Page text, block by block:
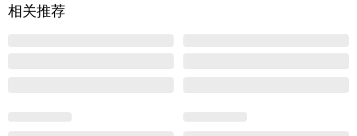
相关推荐